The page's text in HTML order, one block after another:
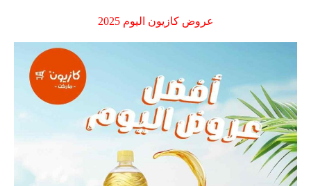
عروض كازيون اليوم 2025